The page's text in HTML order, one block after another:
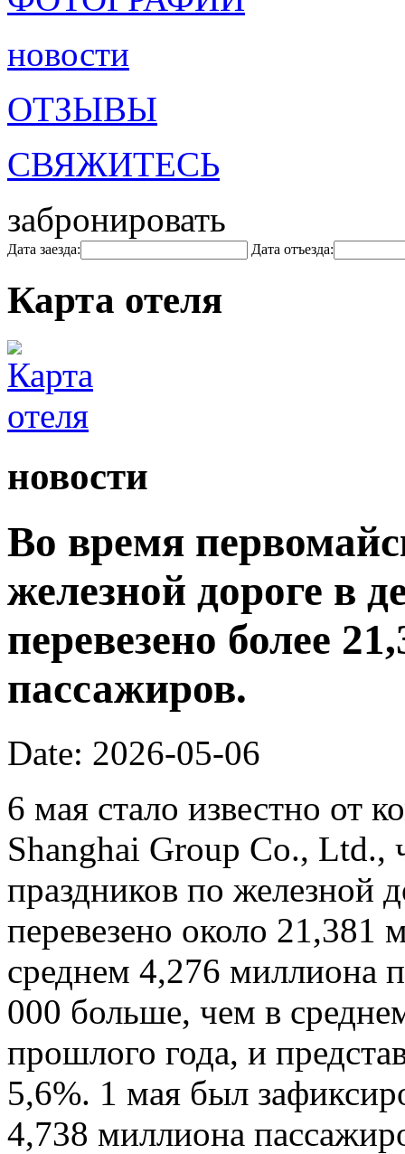
новости
ОТЗЫВЫ
СВЯЖИТЕСЬ
забронировать
Дата заезда: Дата отъезда:
Карта отеля
новости
Во время
железной дороге в
перевезено более
пассажиров.
Date: 2026-05-06
6 мая стало известно от
Shanghai Group Co., Ltd.,
праздников по железной
перевезено около 21,381
среднем 4,276 миллиона
000 больше, чем в
прошлого года, и
5,6%. 1 мая был
4,738 миллиона